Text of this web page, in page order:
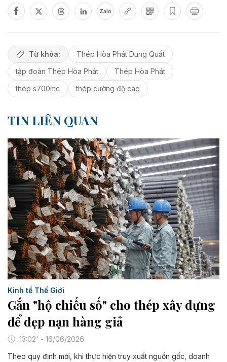
Zalo
Từ khóa:
Thép Hòa Phát Dung Quất
tập đoàn Thép Hòa Phát
Thép Hòa Phát
thép s700mc
thép cường độ cao
TIN LIÊN QUAN
Kinh tế Thế Giới
Gắn "hộ chiếu số" cho thép xây dựng
để dẹp nạn hàng giả
13:02' - 16/06/2026
Theo quy định mới, khi thực hiện truy xuất nguồn gốc, doanh